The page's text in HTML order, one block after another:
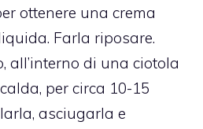
ottenere una crema
Farla riposare.
all’interno di una ciotola
per circa 10-15
asciugarla e